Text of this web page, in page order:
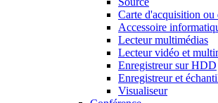
Carte d'acquisition ou
Accessoire
Lecteur multimédias
Lecteur vidéo et
Enregistreur sur HDD
Enregistreur et
Visualiseur